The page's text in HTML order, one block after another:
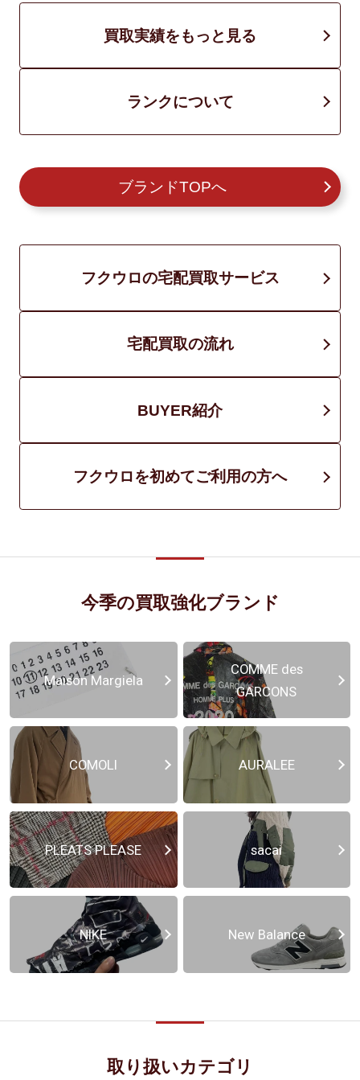
買取実績をもっと見る
ランクについて
ブランドTOPへ
フクウロの宅配買取サービス
宅配買取の流れ
BUYER紹介
フクウロを初めてご利用の方へ
今季の買取強化ブランド
Maison Margiela
COMME des
GARCONS
COMOLI AURALEE
PLEATS PLEASE sacai
NIKE New Balance
取り扱いカテゴリ